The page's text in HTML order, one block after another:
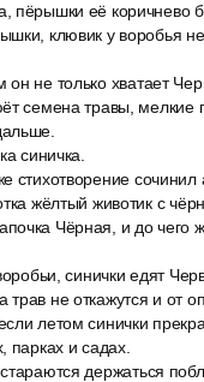
пёрышки её коричнево
клювик у воробья
не только хватает
семена травы, мелкие
синичка.
стихотворение сочинил
жёлтый животик с
Чёрная, и до чего
синички едят
не откажутся и от
летом синички
парках и садах.
держаться